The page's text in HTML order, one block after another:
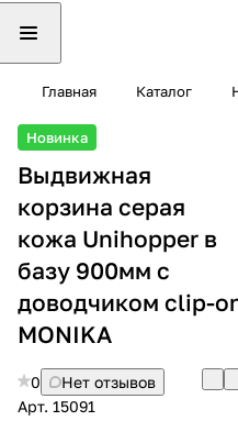
Главная Каталог
Новинка
Выдвижная
корзина серая
кожа Unihopper в
базу 900мм с
доводчиком clip-
MONIKA
0
Нет отзывов
Арт. 15091